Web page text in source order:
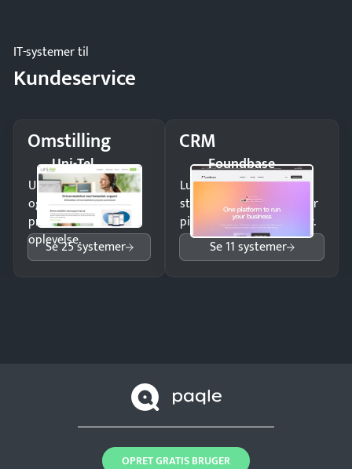
IT-systemer til
Kundeservice
Omstilling
Uni-Tel
Undgå tabte opkald
og giv kunderne en
professionel
oplevelse.
Se 25 systemer
CRM
Foundbase
Luk flere salg med et
struktureret overblik over
pipeline og opfølgninger.
Se 11 systemer
OPRET GRATIS BRUGER